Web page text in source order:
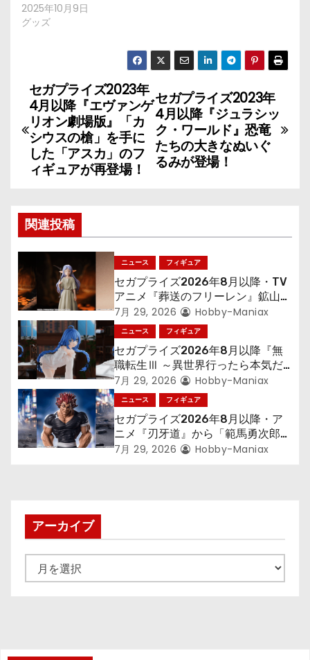
2025年10月9日
グッズ
投
稿
ナ
ビ
ゲ
ー
シ
ョ
ン
セガプライズ2023年
4月以降『ジュラシッ
ク・ワールド』恐竜
たちの大きなぬいぐ
るみが登場！
セガプライズ2023年
4月以降『エヴァンゲ
リオン劇場版』「カ
シウスの槍」を手に
した「アスカ」のフ
ィギュアが再登場！
関連投稿
ニュース フィギュア
セガプライズ2026年8月以降・TV
アニメ『葬送のフリーレン』鉱山で
300年働くことになっっちゃった
「フリーレン」を立体化！
7月 29, 2026 Hobby-Maniax
ニュース フィギュア
セガプライズ2026年8月以降『無
職転生Ⅲ ～異世界行ったら本気だ
す～』から「ロキシー」のフィギュ
アが登場！
7月 29, 2026 Hobby-Maniax
ニュース フィギュア
セガプライズ2026年8月以降・ア
ニメ『刃牙道』から「範馬勇次郎」
が登場ッッ!!
7月 29, 2026 Hobby-Maniax
アーカイブ
ー